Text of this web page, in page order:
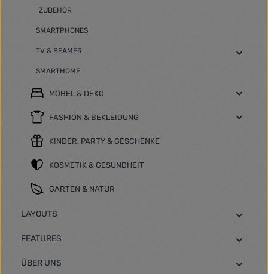
ZUBEHÖR
SMARTPHONES
TV & BEAMER
SMARTHOME
MÖBEL & DEKO
FASHION & BEKLEIDUNG
KINDER, PARTY & GESCHENKE
KOSMETIK & GESUNDHEIT
GARTEN & NATUR
LAYOUTS
FEATURES
ÜBER UNS